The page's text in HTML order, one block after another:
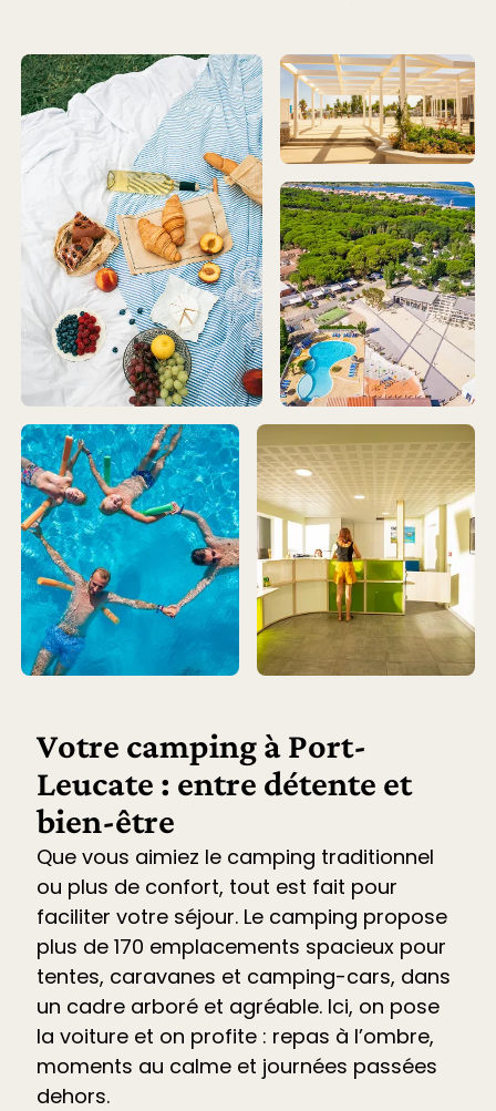
Votre camping à Port-
Leucate : entre détente et
bien-être
Que vous aimiez le camping traditionnel
ou plus de confort, tout est fait pour
faciliter votre séjour. Le camping propose
plus de 170 emplacements spacieux pour
tentes, caravanes et camping-cars, dans
un cadre arboré et agréable. Ici, on pose
la voiture et on profite : repas à l’ombre,
moments au calme et journées passées
dehors.